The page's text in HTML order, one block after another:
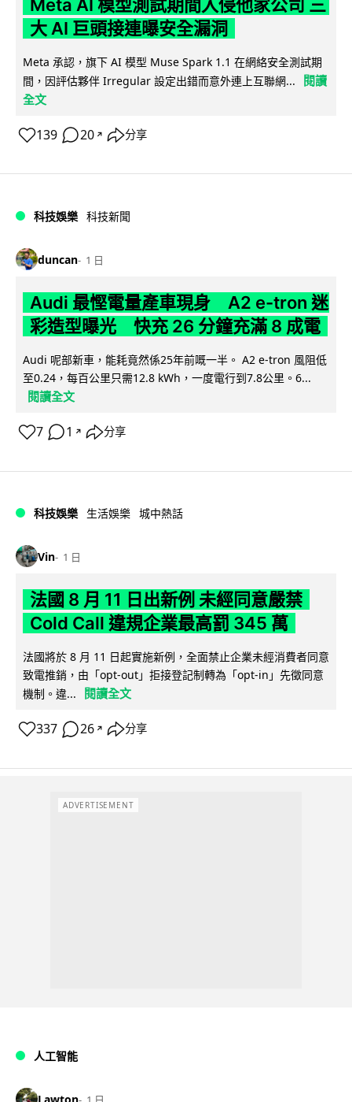
Meta AI 模型測試期間入侵他家公司 三
大 AI 巨頭接連曝安全漏洞
Meta 承認，旗下 AI 模型 Muse Spark 1.1 在網絡安全測試期
間，因評估夥伴 Irregular 設定出錯而意外連上互聯網...
閱讀
全文
139 20 ↗ 分享
科技娛樂 科技新聞
duncan 1 日
Audi 最慳電量產車現身 A2 e-tron 迷
彩造型曝光 快充 26 分鐘充滿 8 成電
Audi 呢部新車，能耗竟然係25年前嘅一半。 A2 e-tron 風阻低
至0.24，每百公里只需12.8 kWh，一度電行到7.8公里。6...
閱讀全文
7 1 ↗ 分享
科技娛樂 生活娛樂 城中熱話
Vin 1 日
法國 8 月 11 日出新例 未經同意嚴禁
Cold Call 違規企業最高罰 345 萬
法國將於 8 月 11 日起實施新例，全面禁止企業未經消費者同意
致電推銷，由「opt-out」拒接登記制轉為「opt-in」先徵同意
機制。違...
閱讀全文
337 26 ↗ 分享
ADVERTISEMENT
人工智能